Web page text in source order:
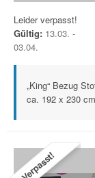
Leider verpasst!
Gültig: 13.03. -
03.04.
„King“ Bezug
ca. 192 x 230
Verpasst!